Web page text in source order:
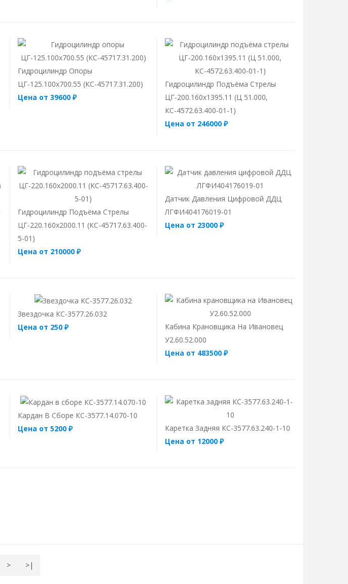
Гидроцилиндр Опоры
ЦГ-125.100х700.55 (КС-45717.31.200)
Цена от 39600 ₽
Гидроцилиндр Подъёма Стрелы
ЦГ-200.160х1395.11 (Ц 51.000,
КС-4572.63.400-01-1)
Цена от 246000 ₽
Гидроцилиндр Подъёма Стрелы
ЦГ-220.160х2000.11 (КС-45717.63.400-
5-01)
Цена от 210000 ₽
Датчик Давления Цифровой ДДЦ
ЛГФИ404176019-01
Цена от 23000 ₽
Звездочка КС-3577.26.032
Цена от 250 ₽
Кабина Крановщика На Ивановец
У2.60.52.000
Цена от 483500 ₽
Кардан В Сборе КС-3577.14.070-10
Цена от 5200 ₽
Каретка Задняя КС-3577.63.240-1-10
Цена от 12000 ₽
> >|